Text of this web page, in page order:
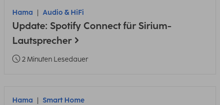
Hama Audio & HiFi
Update: Spotify Connect für Sirium-
Lautsprecher
2 Minuten Lesedauer
Hama Smart Home